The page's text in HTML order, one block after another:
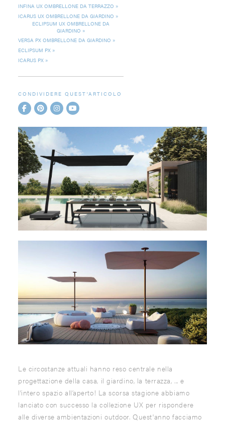
INFINA UX OMBRELLONE DA TERRAZZO
ICARUS UX OMBRELLONE DA GIARDINO
ECLIPSUM UX OMBRELLONE DA
GIARDINO
VERSA PX OMBRELLONE DA GIARDINO
ECLIPSUM PX
ICARUS PX
CONDIVIDERE QUEST'ARTICOLO
Le circostanze attuali hanno reso centrale nella
progettazione della casa, il giardino, la terrazza, ... e
l'intero spazio all’aperto! La scorsa stagione abbiamo
lanciato con successo la collezione UX per rispondere
alle diverse ambientazioni outdoor. Quest'anno facciamo